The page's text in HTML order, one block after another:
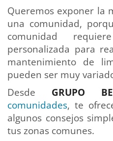
Queremos exponer la
una comunidad,
comunidad
personalizada para
mantenimiento de
pueden ser muy
Desde GRUPO
comunidades, te
algunos consejos
tus zonas comunes.